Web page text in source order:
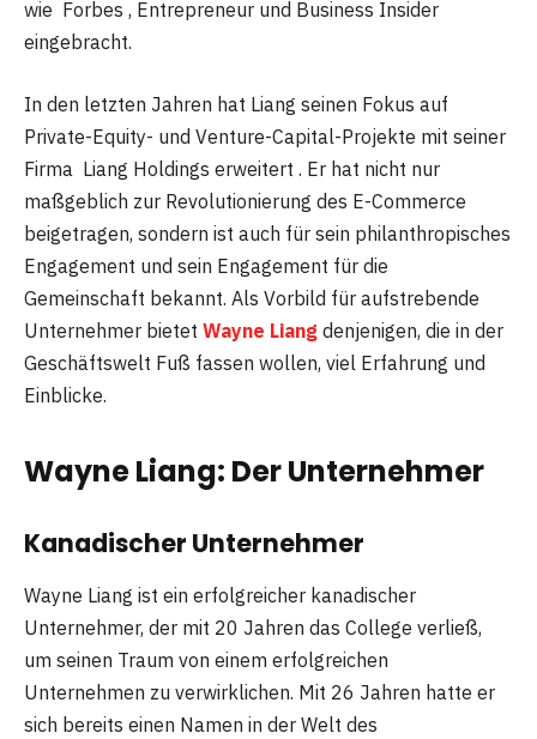
wie Forbes , Entrepreneur und Business Insider
eingebracht.
In den letzten Jahren hat Liang seinen Fokus auf
Private-Equity- und Venture-Capital-Projekte mit seiner
Firma Liang Holdings erweitert . Er hat nicht nur
maßgeblich zur Revolutionierung des E-Commerce
beigetragen, sondern ist auch für sein philanthropisches
Engagement und sein Engagement für die
Gemeinschaft bekannt. Als Vorbild für aufstrebende
Unternehmer bietet Wayne Liang denjenigen, die in der
Geschäftswelt Fuß fassen wollen, viel Erfahrung und
Einblicke.
Wayne Liang: Der Unternehmer
Kanadischer Unternehmer
Wayne Liang ist ein erfolgreicher kanadischer
Unternehmer, der mit 20 Jahren das College verließ,
um seinen Traum von einem erfolgreichen
Unternehmen zu verwirklichen. Mit 26 Jahren hatte er
sich bereits einen Namen in der Welt des